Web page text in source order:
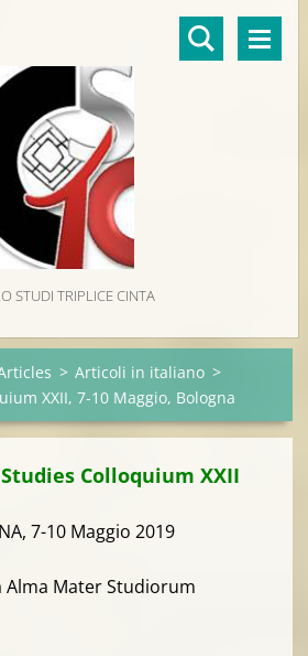
STUDI TRIPLICE CINTA
> Articoli in italiano >
XXII, 7-10 Maggio, Bologna
Colloquium XXII
7-10 Maggio 2019
Alma Mater Studiorum